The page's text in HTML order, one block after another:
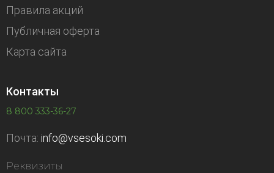
Правила акций
Публичная оферта
Карта сайта
Контакты
8 800 333-36-27
Почта: info@vsesoki.com
Реквизиты